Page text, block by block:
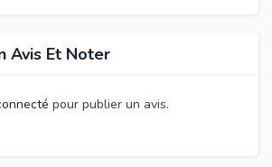
Avis Et Noter
pour publier un avis.